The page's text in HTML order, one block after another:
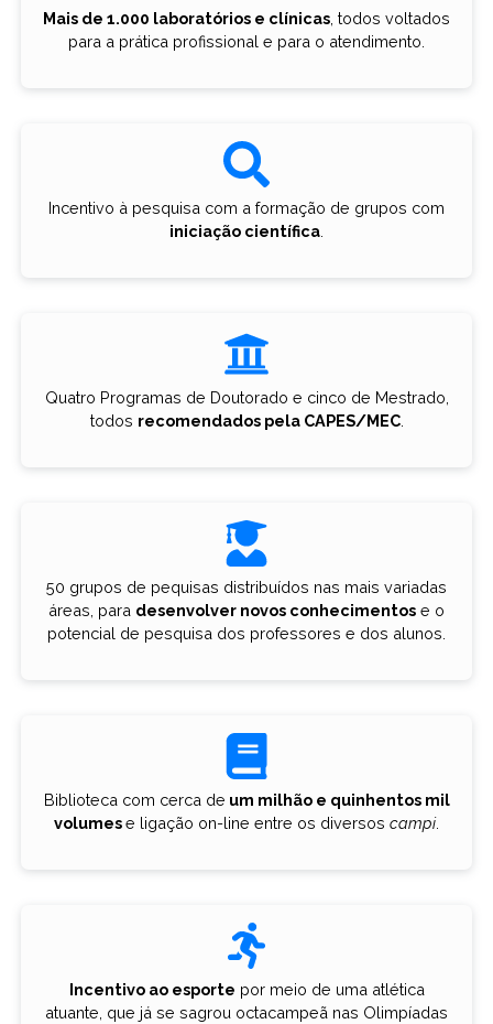
Mais de 1.000 laboratórios e clínicas , todos voltados
para a prática profissional e para o atendimento.
Incentivo à pesquisa com a formação de grupos com
iniciação científica
Quatro Programas de Doutorado e cinco de Mestrado,
todos recomendados pela CAPES/MEC.
50 grupos de pequisas distribuídos nas mais variadas
áreas, para desenvolver novos conhecimentos e o
potencial de pesquisa dos professores e dos alunos.
Biblioteca com cerca de um milhão e quinhentos mil
volumese ligação on-line entre os diversos campi.
Incentivo ao esporte por meio de uma atlética
atuante, que já se sagrou octacampeã nas Olimpíadas